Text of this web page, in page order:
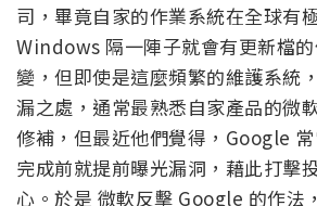
司，畢竟自家的作業系統在全球有
Windows 隔一陣子就會有更新檔
變，但即使是這麼頻繁的維護系統
漏之處，通常最熟悉自家產品的微
修補，但最近他們覺得，Google
完成前就提前曝光漏洞，藉此打擊
心。於是 微軟反擊 Google 的作法